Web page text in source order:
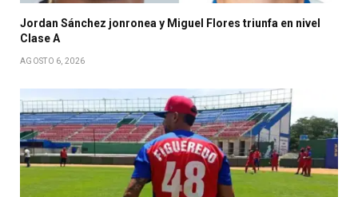
Jordan Sánchez jonronea y Miguel Flores triunfa en nivel
Clase A
AGOSTO 6, 2026